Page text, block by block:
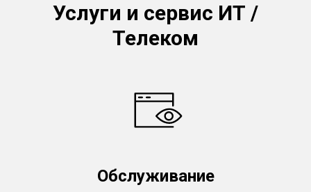
Услуги и сервис ИТ /
Телеком
Обслуживание